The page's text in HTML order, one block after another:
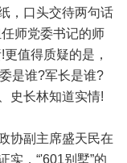
，口头交待两句话
师党委书记的师
值得质疑的是，
是谁?军长是谁?
史长林知道实情!
副主席盛天民在
实，“'601别墅”的